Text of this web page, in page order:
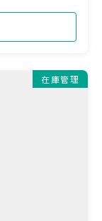
在庫管理